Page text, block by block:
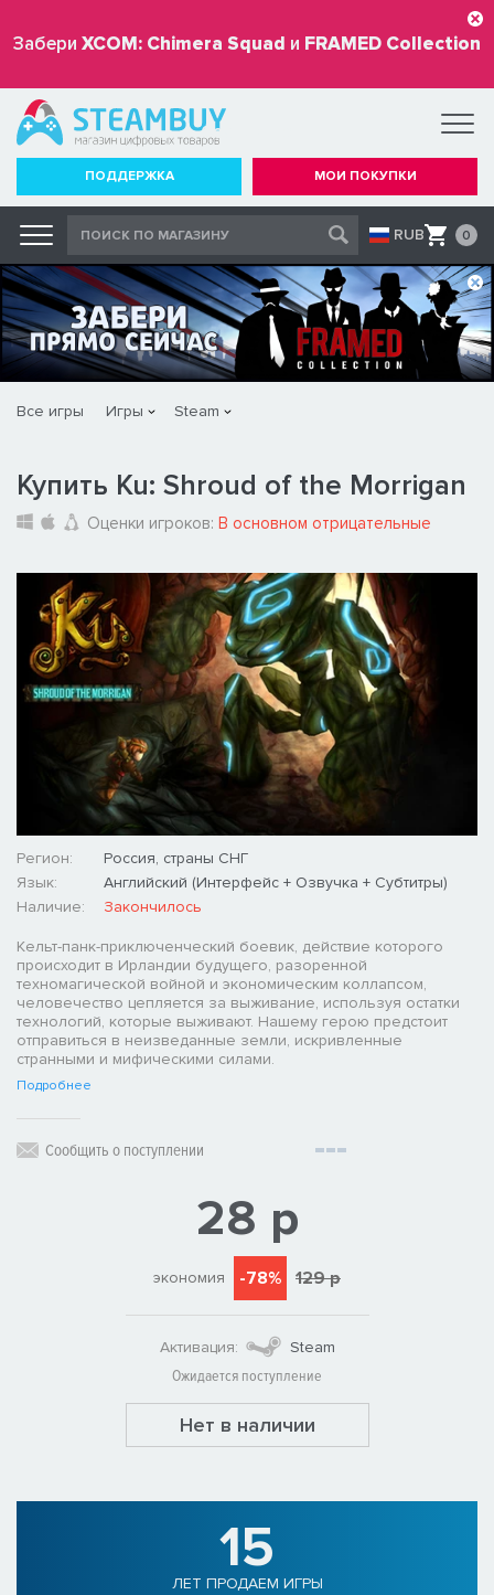
Забери XCOM: Chimera Squad и FRAMED Collection
бесплатно
ПОДДЕРЖКА МОИ ПОКУПКИ
RUB 0
Все игры Игры Steam
Купить Ku: Shroud of the Morrigan
Оценки игроков: В основном отрицательные
Регион:
Россия, страны СНГ
Язык:
Английский (Интерфейс + Озвучка + Субтитры)
Наличие:
Закончилось
Кельт-панк-приключенческий боевик, действие которого
происходит в Ирландии будущего, разоренной
техномагической войной и экономическим коллапсом,
человечество цепляется за выживание, используя остатки
технологий, которые выживают. Нашему герою предстоит
отправиться в неизведанные земли, искривленные
странными и мифическими силами.
Подробнее
Сообщить о поступлении
28 р
экономия -78% 129 р
Активация:
Steam
Ожидается поступление
Нет в наличии
15
ЛЕТ ПРОДАЕМ ИГРЫ